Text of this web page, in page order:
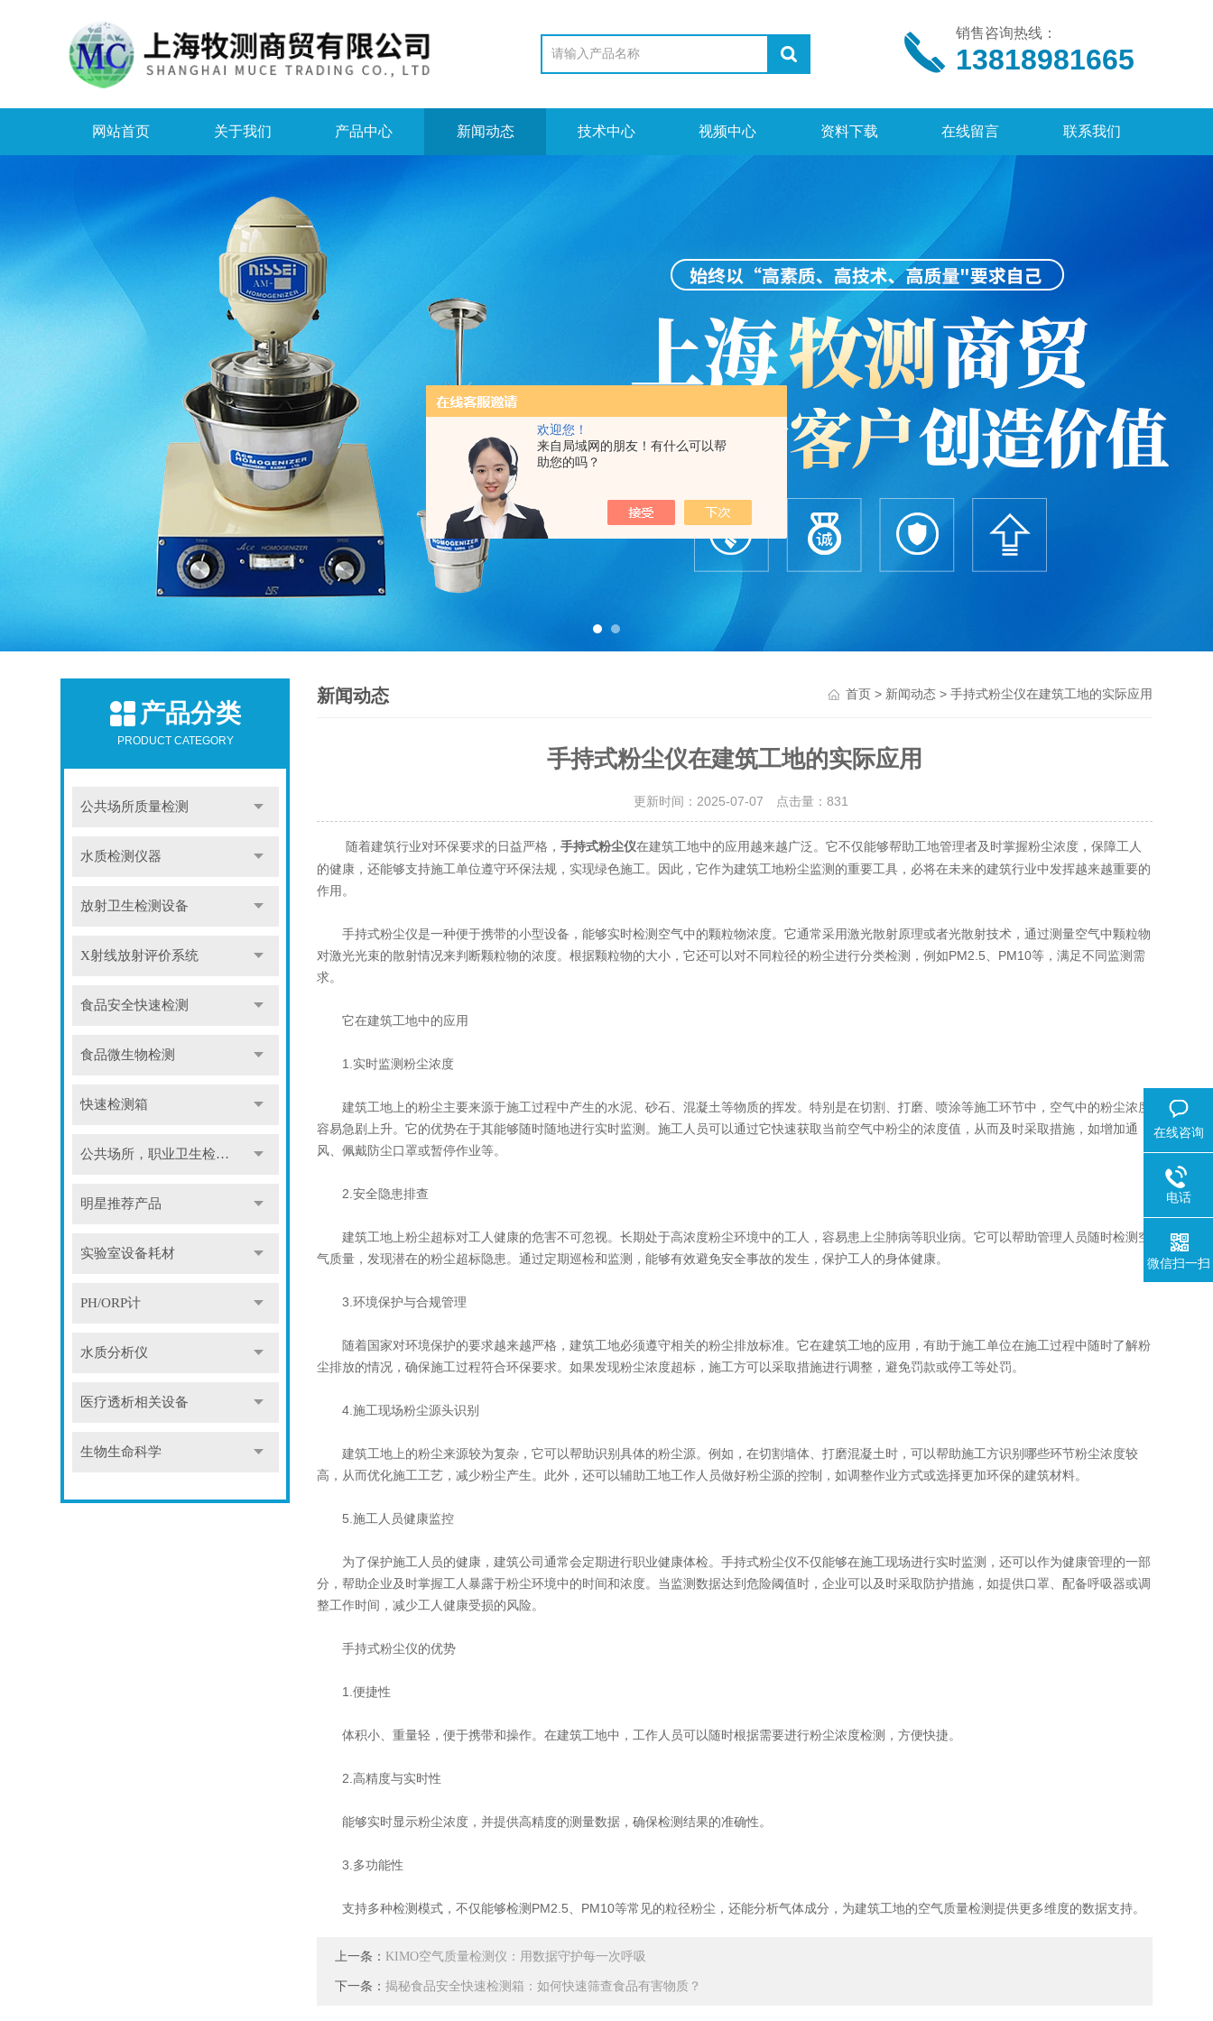
欢迎您！
来自局域网的朋友！有什么可以帮
助您的吗？
销售咨询热线：
13818981665
网站首页 关于我们 产品中心 新闻动态 技术中心 视频中心 资料下载 在线留言 联系我们
产品分类
PRODUCT CATEGORY
公共场所质量检测
水质检测仪器
放射卫生检测设备
X射线放射评价系统
食品安全快速检测
食品微生物检测
快速检测箱
公共场所，职业卫生检测仪
明星推荐产品
实验室设备耗材
PH/ORP计
水质分析仪
医疗透析相关设备
生物生命科学
新闻动态 首页> 新闻动态> 手持式粉尘仪在建筑工地的实际应用
手持式粉尘仪在建筑工地的实际应用
更新时间：2025-07-07 点击量：831
随着建筑行业对环保要求的日益严格，手持式粉尘仪在建筑工地中的应用越来越广泛。它不仅能够帮助工地管理者及时掌握粉尘浓度，保障工人
的健康，还能够支持施工单位遵守环保法规，实现绿色施工。因此，它作为建筑工地粉尘监测的重要工具，必将在未来的建筑行业中发挥越来越重要的
作用。
手持式粉尘仪是一种便于携带的小型设备，能够实时检测空气中的颗粒物浓度。它通常采用激光散射原理或者光散射技术，通过测量空气中颗粒物
对激光光束的散射情况来判断颗粒物的浓度。根据颗粒物的大小，它还可以对不同粒径的粉尘进行分类检测，例如PM2.5、PM10等，满足不同监测需
求。
它在建筑工地中的应用
1.实时监测粉尘浓度
建筑工地上的粉尘主要来源于施工过程中产生的水泥、砂石、混凝土等物质的挥发。特别是在切割、打磨、喷涂等施工环节中，空气中的粉尘浓度
容易急剧上升。它的优势在于其能够随时随地进行实时监测。施工人员可以通过它快速获取当前空气中粉尘的浓度值，从而及时采取措施，如增加通
风、佩戴防尘口罩或暂停作业等。
2.安全隐患排查
建筑工地上粉尘超标对工人健康的危害不可忽视。长期处于高浓度粉尘环境中的工人，容易患上尘肺病等职业病。它可以帮助管理人员随时检测空
气质量，发现潜在的粉尘超标隐患。通过定期巡检和监测，能够有效避免安全事故的发生，保护工人的身体健康。
3.环境保护与合规管理
随着国家对环境保护的要求越来越严格，建筑工地必须遵守相关的粉尘排放标准。它在建筑工地的应用，有助于施工单位在施工过程中随时了解粉
尘排放的情况，确保施工过程符合环保要求。如果发现粉尘浓度超标，施工方可以采取措施进行调整，避免罚款或停工等处罚。
4.施工现场粉尘源头识别
建筑工地上的粉尘来源较为复杂，它可以帮助识别具体的粉尘源。例如，在切割墙体、打磨混凝土时，可以帮助施工方识别哪些环节粉尘浓度较
高，从而优化施工工艺，减少粉尘产生。此外，还可以辅助工地工作人员做好粉尘源的控制，如调整作业方式或选择更加环保的建筑材料。
5.施工人员健康监控
为了保护施工人员的健康，建筑公司通常会定期进行职业健康体检。手持式粉尘仪不仅能够在施工现场进行实时监测，还可以作为健康管理的一部
分，帮助企业及时掌握工人暴露于粉尘环境中的时间和浓度。当监测数据达到危险阈值时，企业可以及时采取防护措施，如提供口罩、配备呼吸器或调
整工作时间，减少工人健康受损的风险。
手持式粉尘仪的优势
1.便捷性
体积小、重量轻，便于携带和操作。在建筑工地中，工作人员可以随时根据需要进行粉尘浓度检测，方便快捷。
2.高精度与实时性
能够实时显示粉尘浓度，并提供高精度的测量数据，确保检测结果的准确性。
3.多功能性
支持多种检测模式，不仅能够检测PM2.5、PM10等常见的粒径粉尘，还能分析气体成分，为建筑工地的空气质量检测提供更多维度的数据支持。
上一条： KIMO空气质量检测仪：用数据守护每一次呼吸
下一条：揭秘食品安全快速检测箱：如何快速筛查食品有害物质？
在线咨询
电话
微信扫一扫